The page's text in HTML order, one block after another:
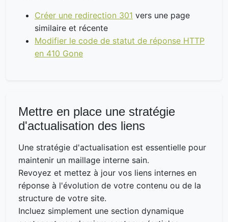
Créer une redirection 301 vers une page
similaire et récente
Modifier le code de statut de réponse HTTP
en 410 Gone
Mettre en place une stratégie
d'actualisation des liens
Une stratégie d'actualisation est essentielle pour
maintenir un maillage interne sain.
Revoyez et mettez à jour vos liens internes en
réponse à l'évolution de votre contenu ou de la
structure de votre site.
Incluez simplement une section dynamique